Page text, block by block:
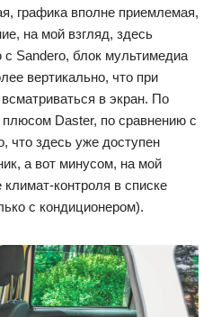
графика вполне приемлемая,
на мой взгляд, здесь
Sandero, блок мультимедиа
вертикально, что при
в экран. По
Daster, по сравнению с
что здесь уже доступен
а вот минусом, на мой
климат-контроля в списке
с кондиционером).